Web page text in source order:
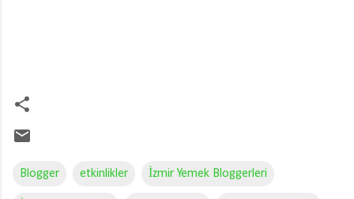
Blogger etkinlikler İzmir Yemek Bloggerleri